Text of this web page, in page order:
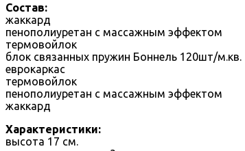
Состав:
жаккард
пенополиуретан с массажным эффектом
термовойлок
блок связанных пружин Боннель 120шт/м.кв.
еврокаркас
термовойлок
пенополиуретан с массажным эффектом
жаккард
Характеристики:
высота 17 см.